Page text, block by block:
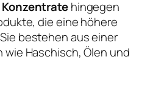
Konzentratehingegen
die eine höhere
bestehen aus einer
wie Haschisch, Ölen und